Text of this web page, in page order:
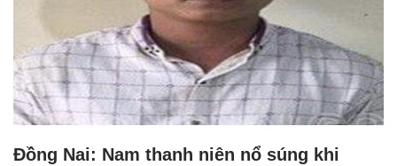
Đồng Nai: Nam thanh niên nổ súng khi